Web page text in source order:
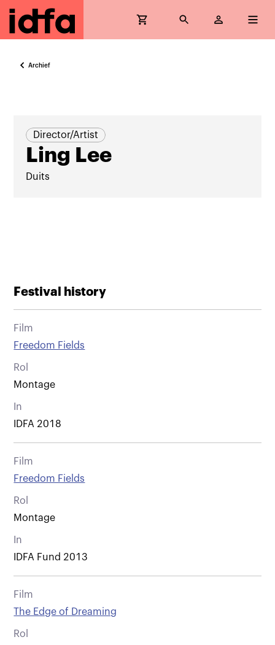
Archief
Director/Artist
Ling Lee
Duits
Festival history
Film
Freedom Fields
Rol
Montage
In
IDFA 2018
Film
Freedom Fields
Rol
Montage
In
IDFA Fund 2013
Film
The Edge of Dreaming
Rol